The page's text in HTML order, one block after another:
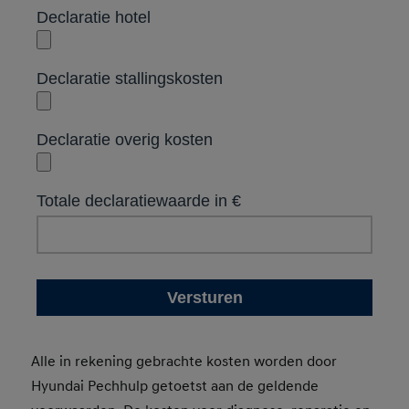
Alle in rekening gebrachte kosten worden door
Hyundai Pechhulp getoetst aan de geldende